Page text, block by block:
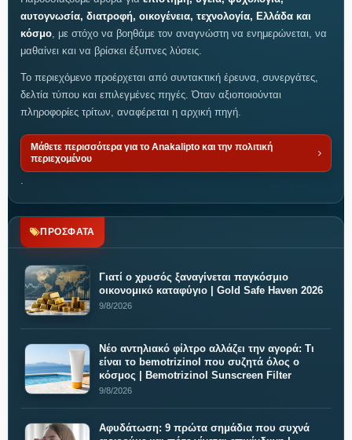
αυτογνωσία, διατροφή, οικογένεια, τεχνολογία, Ελλάδα και
κόσμο, με στόχο να βοηθάμε τον αναγνώστη να ενημερώνεται, να
μαθαίνει και να βρίσκει έξυπνες λύσεις.
Το περιεχόμενο προέρχεται από συντακτική έρευνα, συνεργάτες,
δελτία τύπου και επιλεγμένες πηγές. Όταν αξιοποιούνται
πληροφορίες τρίτων, αναφέρεται η αρχική πηγή.
Μάθετε περισσότερα για το Anakalipto και την πολιτική
περιεχομένου
.
ΠΡΟΣΦΑΤΑ
Γιατί ο χρυσός ξαναγίνεται παγκόσμιο
οικονομικό καταφύγιο | Gold Safe Haven 2026
9/8/2026
Νέο αντηλιακό φίλτρο αλλάζει την αγορά: Τι
είναι το bemotrizinol που συζητά όλος ο
κόσμος | Bemotrizinol Sunscreen Filter
9/8/2026
Αφυδάτωση: 9 πρώτα σημάδια που συχνά